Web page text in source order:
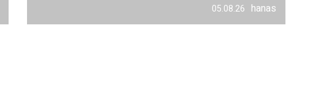
hanas
05.08.26